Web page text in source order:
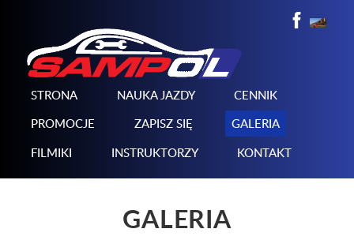
STRONA NAUKA JAZDY
CENNIK
PROMOCJE
ZAPISZ SIĘ
GALERIA
FILMIKI
INSTRUKTORZY KONTAKT
GALERIA